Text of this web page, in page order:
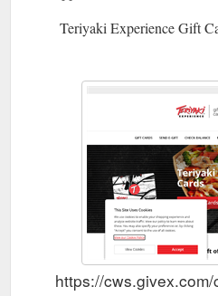
Teriyaki Experience Gift
https://